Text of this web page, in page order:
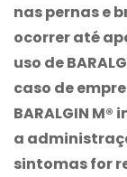
nas pernas e
ocorrer até
uso de
caso de
BARALGIN M®
a
sintomas for